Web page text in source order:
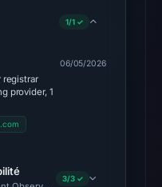
1/1 ✓
registrar
provider, 1
06/05/2026
3/3 ✓